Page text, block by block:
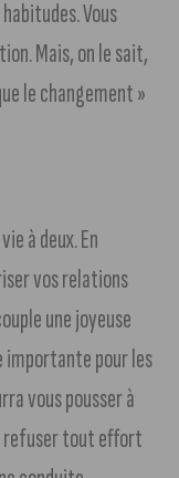
Vous
Mais, on le sait,
le changement »
à deux. En
vos relations
une joyeuse
pour les
vous pousser à
refuser tout effort